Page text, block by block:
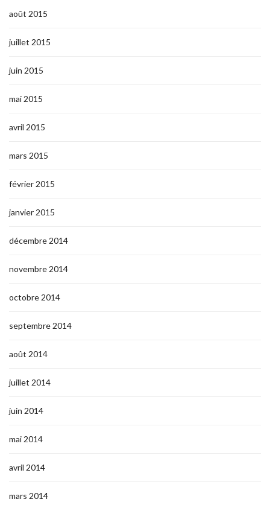
août 2015
juillet 2015
juin 2015
mai 2015
avril 2015
mars 2015
février 2015
janvier 2015
décembre 2014
novembre 2014
octobre 2014
septembre 2014
août 2014
juillet 2014
juin 2014
mai 2014
avril 2014
mars 2014